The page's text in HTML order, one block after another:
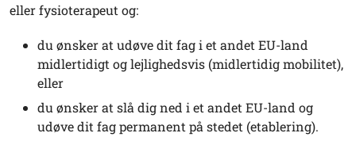
eller fysioterapeut og:
du ønsker at udøve dit fag i et andet EU-land
midlertidigt og lejlighedsvis (midlertidig mobilitet),
eller
du ønsker at slå dig ned i et andet EU-land og
udøve dit fag permanent på stedet (etablering).